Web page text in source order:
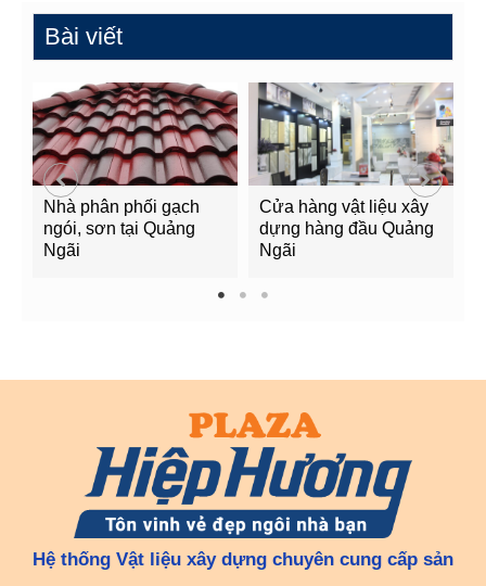
Bài viết
Nhà phân phối gạch
ngói, sơn tại Quảng
Ngãi
Cửa hàng vật liệu xây
dựng hàng đầu Quảng
Ngãi
1 2 3
Hệ thống Vật liệu xây dựng chuyên cung cấp sản